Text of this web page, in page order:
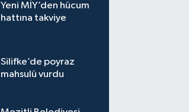
Yeni MİY’den hücum
hattına takviye
Silifke’de poyraz
mahsulü vurdu